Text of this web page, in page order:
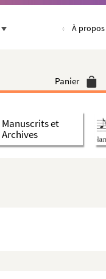
À propos
Panier
Manuscrits et
Archives